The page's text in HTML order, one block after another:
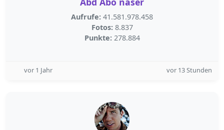
Aufrufe: 41.581.978.458
Fotos: 8.837
Punkte: 278.884
vor 1 Jahr vor 13 Stunden